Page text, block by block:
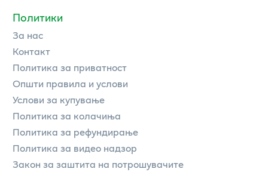
Политики
За нас
Контакт
Политика за приватност
Општи правила и услови
Услови за купување
Политика за колачиња
Политика за рефундирање
Политика за видео надзор
Закон за заштита на потрошувачите